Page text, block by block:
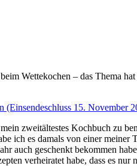
Wettekochen – das Thema hat
zweitältestes Kochbuch zu
ich es damals von einer
auch geschenkt bekommen
verheiratet habe, dass es